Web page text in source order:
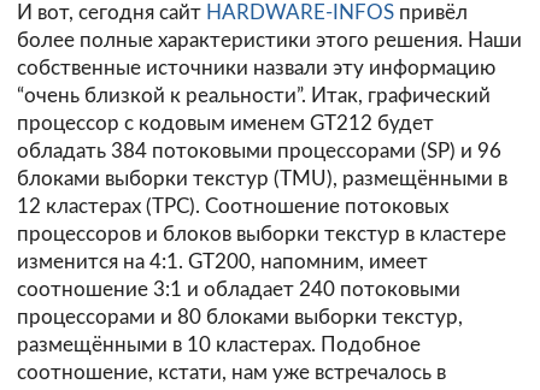
И вот, сегодня сайт HARDWARE-INFOS привёл
более полные характеристики этого решения. Наши
собственные источники назвали эту информацию
“очень близкой к реальности”. Итак, графический
процессор с кодовым именем GT212 будет
обладать 384 потоковыми процессорами (SP) и 96
блоками выборки текстур (TMU), размещёнными в
12 кластерах (TPC). Соотношение потоковых
процессоров и блоков выборки текстур в кластере
изменится на 4:1. GT200, напомним, имеет
соотношение 3:1 и обладает 240 потоковыми
процессорами и 80 блоками выборки текстур,
размещёнными в 10 кластерах. Подобное
соотношение, кстати, нам уже встречалось в